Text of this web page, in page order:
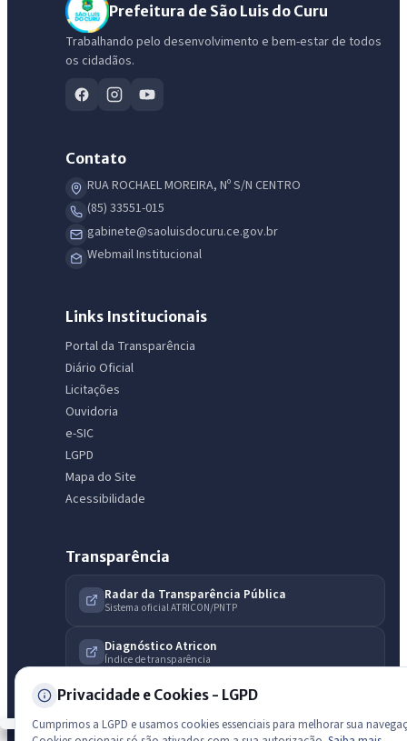
Prefeitura de São Luis do Curu
Trabalhando pelo desenvolvimento e bem-estar de todos
os cidadãos.
Contato
RUA ROCHAEL MOREIRA, Nº S/N CENTRO
(85) 33551-015
gabinete@saoluisdocuru.ce.gov.br
Webmail Institucional
Links Institucionais
Portal da Transparência
Diário Oficial
Licitações
Ouvidoria
e-SIC
LGPD
Mapa do Site
Acessibilidade
Transparência
Radar da Transparência Pública
Sistema oficial ATRICON/PNTP
Diagnóstico Atricon
Índice de transparência
Privacidade e Cookies - LGPD
Cumprimos a LGPD e usamos cookies essenciais para melhorar sua
Assistente do Portal
Olá. Pergunte sobre serviços, notícias, legislação, Diário Oficial,
licitações, estrutura ou transparência do município.
Licitações abertas